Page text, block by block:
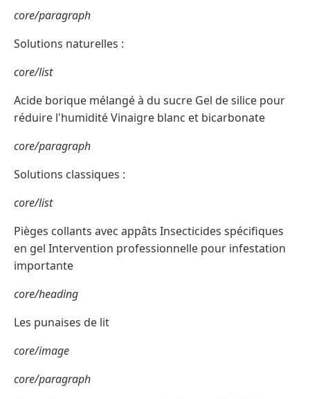
core/paragraph
Solutions naturelles :
core/list
Acide borique mélangé à du sucre Gel de silice pour
réduire l'humidité Vinaigre blanc et bicarbonate
core/paragraph
Solutions classiques :
core/list
Pièges collants avec appâts Insecticides spécifiques
en gel Intervention professionnelle pour infestation
importante
core/heading
Les punaises de lit
core/image
core/paragraph